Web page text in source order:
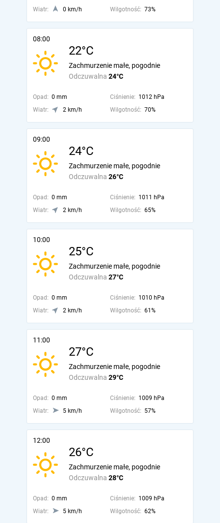
Wiatr: 0 km/h Wilgotność: 73%
08:00
22°C
Odczuwalna 24°C
Zachmurzenie małe, pogodnie
Opad: 0 mm Ciśnienie: 1012 hPa
Wiatr:
2 km/h Wilgotność: 70%
09:00
24°C
Odczuwalna 26°C
Zachmurzenie małe, pogodnie
Opad: 0 mm Ciśnienie: 1011 hPa
Wiatr:
2 km/h Wilgotność: 65%
10:00
25°C
Odczuwalna 27°C
Zachmurzenie małe, pogodnie
Opad: 0 mm Ciśnienie: 1010 hPa
Wiatr:
2 km/h Wilgotność: 61%
11:00
27°C
Odczuwalna 29°C
Zachmurzenie małe, pogodnie
Opad: 0 mm Ciśnienie: 1009 hPa
Wiatr:
5 km/h Wilgotność: 57%
12:00
26°C
Odczuwalna 28°C
Zachmurzenie małe, pogodnie
Opad: 0 mm Ciśnienie: 1009 hPa
Wiatr:
5 km/h Wilgotność: 62%